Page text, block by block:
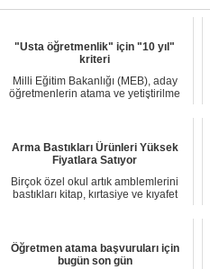
"Usta öğretmenlik" için "10 yıl"
kriteri
Milli Eğitim Bakanlığı (MEB), aday
öğretmenlerin atama ve yetiştirilme
Arma Bastıkları Ürünleri Yüksek
Fiyatlara Satıyor
Birçok özel okul artık amblemlerini
bastıkları kitap, kırtasiye ve kıyafet
Öğretmen atama başvuruları için
bugün son gün